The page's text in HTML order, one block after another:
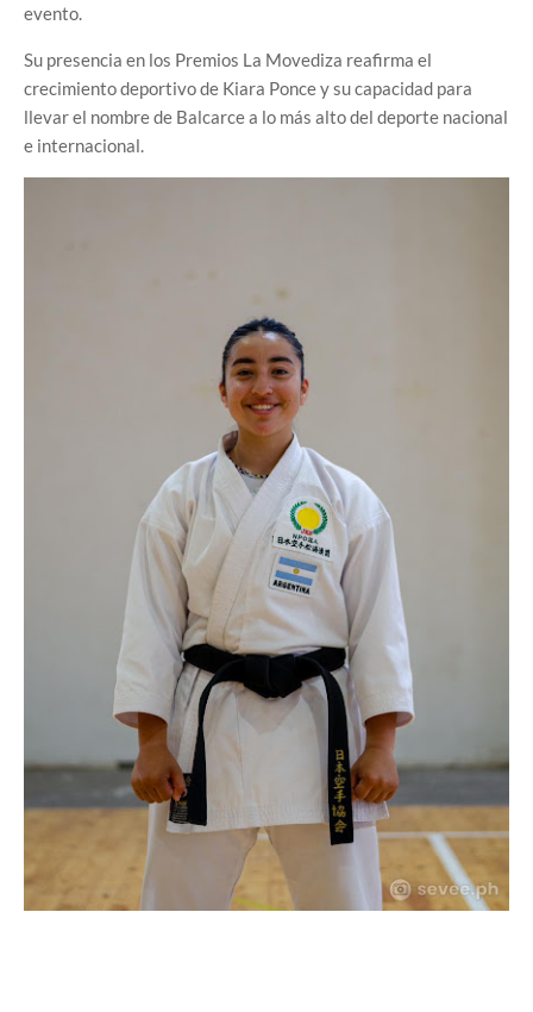
evento.
Su presencia en los Premios La Movediza reafirma el
crecimiento deportivo de Kiara Ponce y su capacidad para
llevar el nombre de Balcarce a lo más alto del deporte nacional
e internacional.